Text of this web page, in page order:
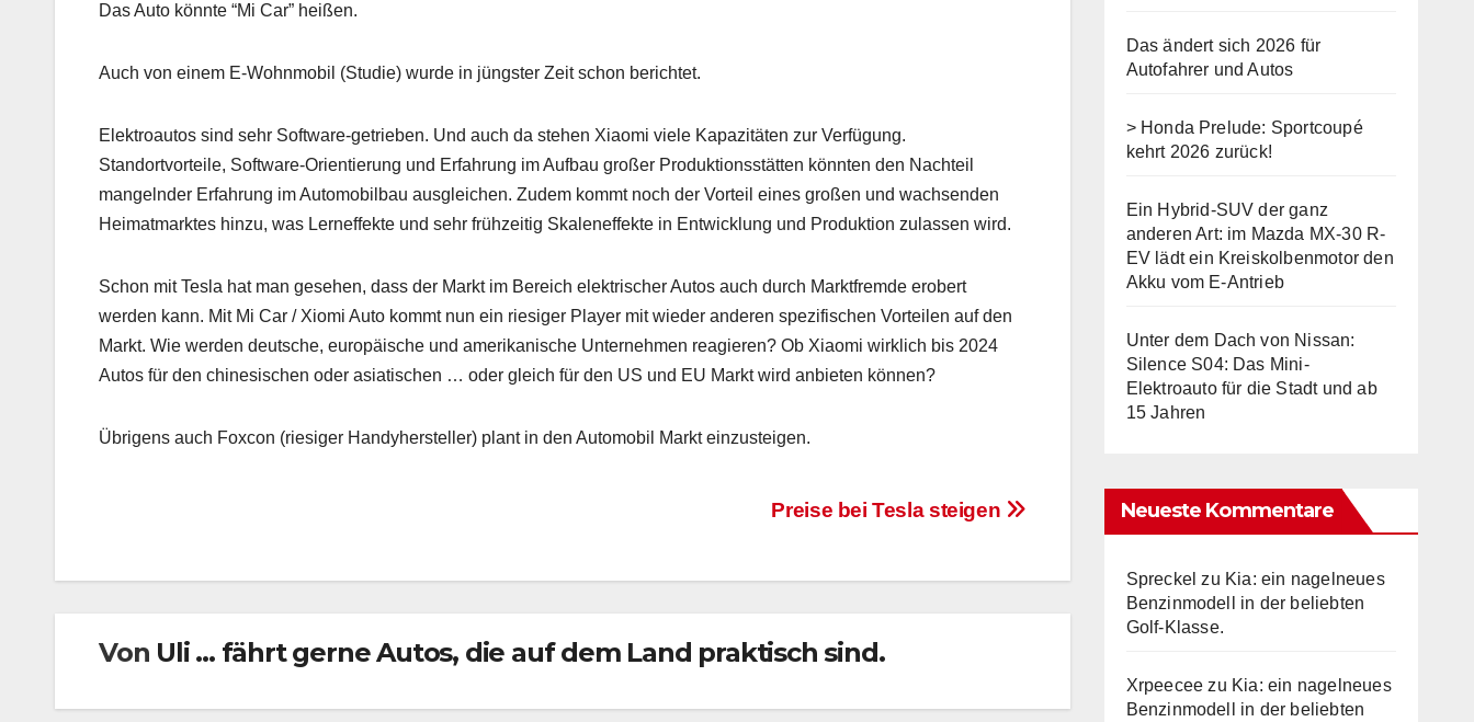
Das Auto könnte “Mi Car” heißen.
Auch von einem E-Wohnmobil (Studie) wurde in jüngster Zeit schon berichtet.
Elektroautos sind sehr Software-getrieben. Und auch da stehen Xiaomi viele Kapazitäten zur Verfügung.
Standortvorteile, Software-Orientierung und Erfahrung im Aufbau großer Produktionsstätten könnten den Nachteil
mangelnder Erfahrung im Automobilbau ausgleichen. Zudem kommt noch der Vorteil eines großen und wachsenden
Heimatmarktes hinzu, was Lerneffekte und sehr frühzeitig Skaleneffekte in Entwicklung und Produktion zulassen wird.
Schon mit Tesla hat man gesehen, dass der Markt im Bereich elektrischer Autos auch durch Marktfremde erobert
werden kann. Mit Mi Car / Xiomi Auto kommt nun ein riesiger Player mit wieder anderen spezifischen Vorteilen auf den
Markt. Wie werden deutsche, europäische und amerikanische Unternehmen reagieren? Ob Xiaomi wirklich bis 2024
Autos für den chinesischen oder asiatischen … oder gleich für den US und EU Markt wird anbieten können?
Übrigens auch Foxcon (riesiger Handyhersteller) plant in den Automobil Markt einzusteigen.
Preise bei Tesla steigen
Von Uli ... fährt gerne Autos, die auf dem Land praktisch sind.
Das ändert sich 2026 für
Autofahrer und Autos
> Honda Prelude: Sportcoupé
kehrt 2026 zurück!
Ein Hybrid-SUV der ganz
anderen Art: im Mazda MX-30 R-
EV lädt ein Kreiskolbenmotor den
Akku vom E-Antrieb
Unter dem Dach von Nissan:
Silence S04: Das Mini-
Elektroauto für die Stadt und ab
15 Jahren
Neueste Kommentare
Spreckel zu Kia: ein nagelneues
Benzinmodell in der beliebten
Golf-Klasse.
Xrpeecee zu Kia: ein nagelneues
Benzinmodell in der beliebten